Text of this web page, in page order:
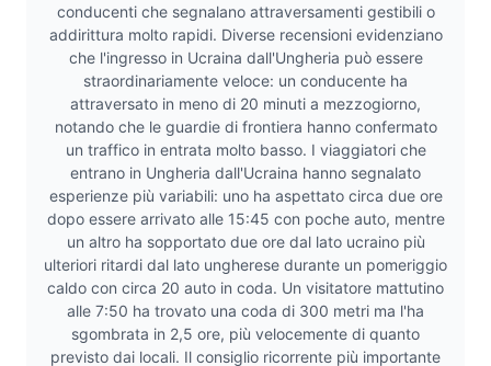
conducenti che segnalano attraversamenti gestibili o
addirittura molto rapidi. Diverse recensioni evidenziano
che l'ingresso in Ucraina dall'Ungheria può essere
straordinariamente veloce: un conducente ha
attraversato in meno di 20 minuti a mezzogiorno,
notando che le guardie di frontiera hanno confermato
un traffico in entrata molto basso. I viaggiatori che
entrano in Ungheria dall'Ucraina hanno segnalato
esperienze più variabili: uno ha aspettato circa due ore
dopo essere arrivato alle 15:45 con poche auto, mentre
un altro ha sopportato due ore dal lato ucraino più
ulteriori ritardi dal lato ungherese durante un pomeriggio
caldo con circa 20 auto in coda. Un visitatore mattutino
alle 7:50 ha trovato una coda di 300 metri ma l'ha
sgombrata in 2,5 ore, più velocemente di quanto
previsto dai locali. Il consiglio ricorrente più importante